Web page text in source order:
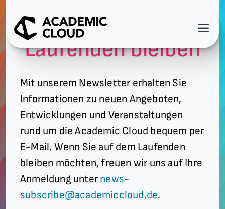
Auf dem
Laufenden bleiben
Mit unserem Newsletter erhalten Sie
Informationen zu neuen Angeboten,
Entwicklungen und Veranstaltungen
rund um die Academic Cloud bequem per
E-Mail. Wenn Sie auf dem Laufenden
bleiben möchten, freuen wir uns auf Ihre
Anmeldung unternews-
subscribe@academiccloud.de.